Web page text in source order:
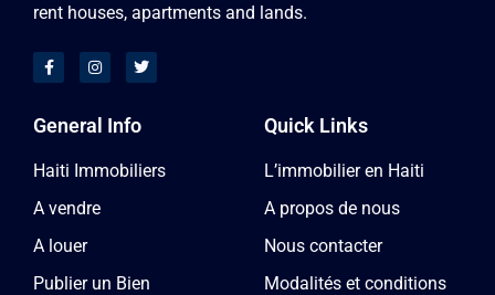
rent houses, apartments and lands.
General Info
Haiti Immobiliers
A vendre
A louer
Publier un Bien
Quick Links
L’immobilier en Haiti
A propos de nous
Nous contacter
Modalités et conditions